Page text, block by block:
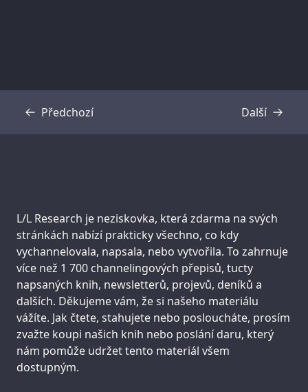
Předchozí
Přepis Další
Přepis
Support us:
L/L Research je neziskovka, která zdarma na svých
stránkách nabízí prakticky všechno, co kdy
vychannelovala, napsala, nebo vytvořila. To zahrnuje
více než 1 700 channelingových přepisů, tucty
napsaných knih, newsletterů, projevů, deníků a
dalších. Děkujeme vám, že si našeho materiálu
vážíte. Jak čtete, stahujete nebo posloucháte, prosím
zvažte koupi našich knih nebo poslání daru, který
nám pomůže udržet tento materiál všem
dostupným.